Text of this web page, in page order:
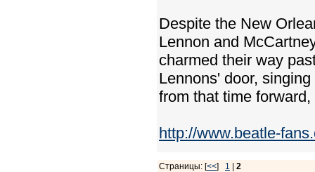
Despite the New
Lennon and
charmed their way
Lennons' door,
from that time
http://www.beatle-
Страницы: [<<] 1
2